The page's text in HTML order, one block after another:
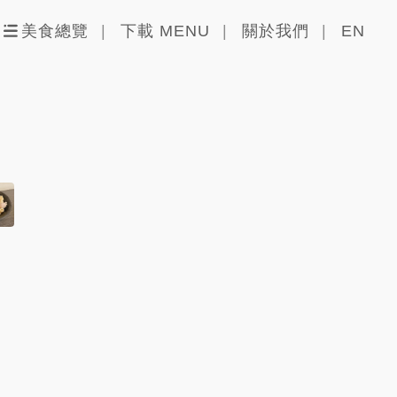
美食總覽 下載 MENU 關於我們 EN